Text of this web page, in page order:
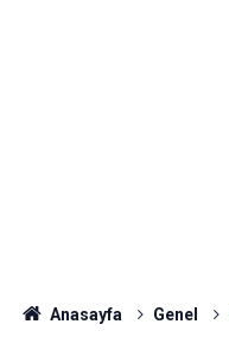
Anasayfa Genel